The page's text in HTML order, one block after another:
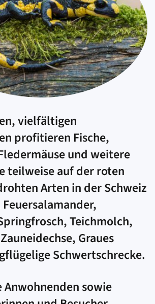
vielfältigen
profitieren Fische,
und weitere
teilweise auf der roten
Arten in der Schweiz
Teichmolch,
Graues
Schwertschrecke.
Anwohnenden sowie